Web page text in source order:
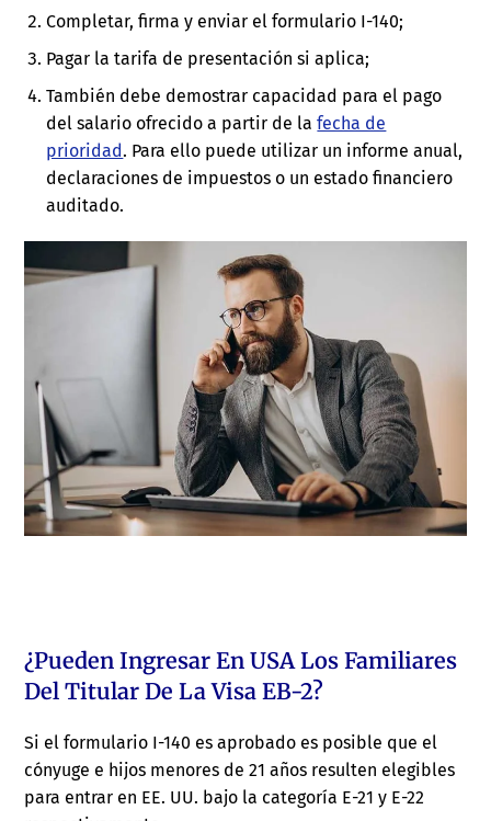
Completar, firma y enviar el formulario I-140;
Pagar la tarifa de presentación si aplica;
También debe demostrar capacidad para el pago
del salario ofrecido a partir de lafecha de
prioridad. Para ello puede utilizar un informe anual,
declaraciones de impuestos o un estado financiero
auditado.
¿Pueden Ingresar En USA Los Familiares
Del Titular De La Visa EB-2?
Si el formulario I-140 es aprobado es posible que el
cónyuge e hijos menores de 21 años resulten elegibles
para entrar en EE. UU. bajo la categoría E-21 y E-22